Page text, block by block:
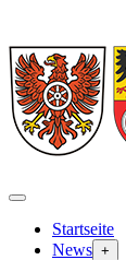
Startseite
News +